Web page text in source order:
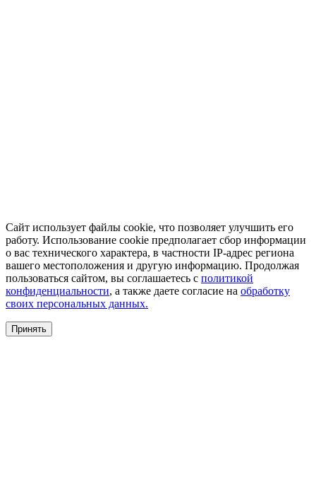
Сайт использует файлы cookie, что позволяет улучшить его
работу. Использование cookie предполагает сбор информации
о вас технического характера, в частности IP-адрес региона
вашего местоположения и другую информацию. Продолжая
пользоваться сайтом, вы соглашаетесь с политикой
конфиденциальности, а также даете согласие на обработку
своих персональных данных.
Принять